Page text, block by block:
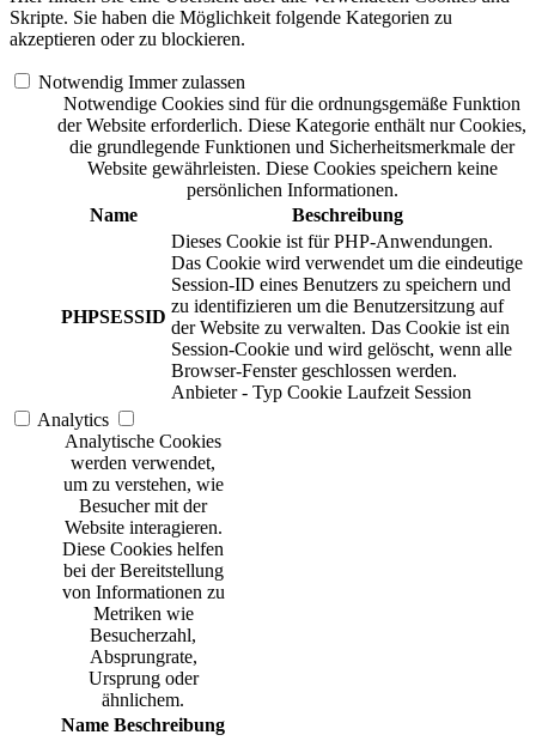
Skripte. Sie haben die Möglichkeit folgende Kategorien zu
akzeptieren oder zu blockieren.
Notwendig Immer zulassen
Notwendige Cookies sind für die ordnungsgemäße Funktion
der Website erforderlich. Diese Kategorie enthält nur Cookies,
die grundlegende Funktionen und Sicherheitsmerkmale der
Website gewährleisten. Diese Cookies speichern keine
persönlichen Informationen.
Name
Beschreibung
PHPSESSID
Dieses Cookie ist für PHP-Anwendungen.
Das Cookie wird verwendet um die eindeutige
Session-ID eines Benutzers zu speichern und
zu identifizieren um die Benutzersitzung auf
der Website zu verwalten. Das Cookie ist ein
Session-Cookie und wird gelöscht, wenn alle
Browser-Fenster geschlossen werden.
Anbieter - Typ Cookie Laufzeit Session
Analytics
Analytische Cookies
werden verwendet,
um zu verstehen, wie
Besucher mit der
Website interagieren.
Diese Cookies helfen
bei der Bereitstellung
von Informationen zu
Metriken wie
Besucherzahl,
Absprungrate,
Ursprung oder
ähnlichem.
Name Beschreibung